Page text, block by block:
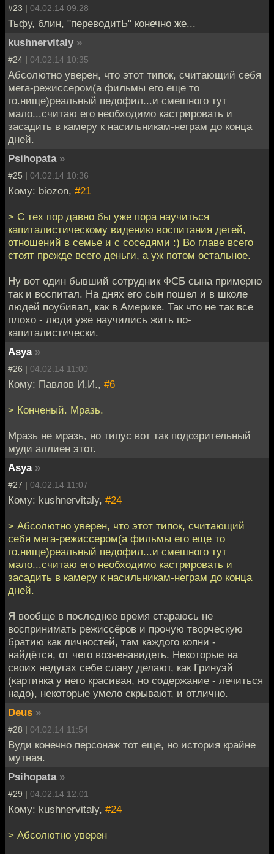
#23 | 04.02.14 09:28
Тьфу, блин, "переводитЬ" конечно же...
kushnervitaly »
#24 | 04.02.14 10:35
Абсолютно уверен, что этот типок, считающий себя
мега-режиссером(а фильмы его еще то
го.нище)реальный педофил...и смешного тут
мало...считаю его необходимо кастрировать и
засадить в камеру к насильникам-неграм до конца
дней.
Psihopata »
#25 | 04.02.14 10:36
Кому: biozon, #21
> С тех пор давно бы уже пора научиться
капиталистическому видению воспитания детей,
отношений в семье и с соседями :) Во главе всего
стоят прежде всего деньги, а уж потом остальное.
Ну вот один бывший сотрудник ФСБ сына примерно
так и воспитал. На днях его сын пошел и в школе
людей поубивал, как в Америке. Так что не так все
плохо - люди уже научились жить по-
капиталистически.
Asya »
#26 | 04.02.14 11:00
Кому: Павлов И.И., #6
> Конченый. Мразь.
Мразь не мразь, но типус вот так подозрительный
муди аллиен этот.
Asya »
#27 | 04.02.14 11:07
Кому: kushnervitaly, #24
> Абсолютно уверен, что этот типок, считающий
себя мега-режиссером(а фильмы его еще то
го.нище)реальный педофил...и смешного тут
мало...считаю его необходимо кастрировать и
засадить в камеру к насильникам-неграм до конца
дней.
Я вообще в последнее время стараюсь не
воспринимать режиссёров и прочую творческую
братию как личностей, там каждого копни -
найдётся, от чего возненавидеть. Некоторые на
своих недугах себе славу делают, как Гринуэй
(картинка у него красивая, но содержание - лечиться
надо), некоторые умело скрывают, и отлично.
Deus »
#28 | 04.02.14 11:54
Вуди конечно персонаж тот еще, но история крайне
мутная.
Psihopata »
#29 | 04.02.14 12:01
Кому: kushnervitaly, #24
> Абсолютно уверен